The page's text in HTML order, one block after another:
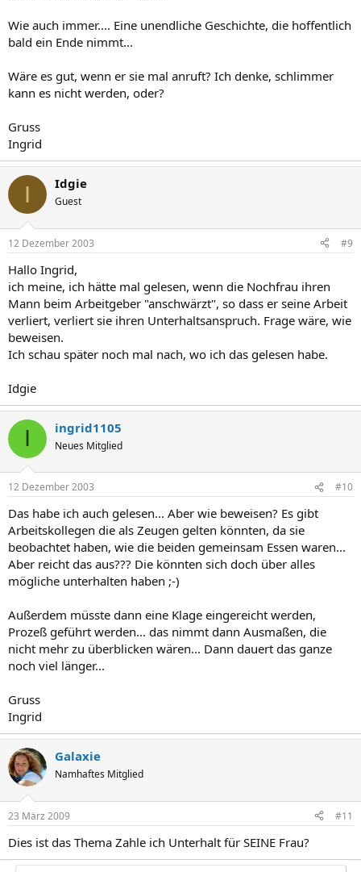
Wie auch immer.... Eine unendliche Geschichte, die hoffentlich
bald ein Ende nimmt...
Wäre es gut, wenn er sie mal anruft? Ich denke, schlimmer
kann es nicht werden, oder?
Gruss
Ingrid
I Idgie
Guest
12 Dezember 2003 #9
Hallo Ingrid,
ich meine, ich hätte mal gelesen, wenn die Nochfrau ihren
Mann beim Arbeitgeber "anschwärzt", so dass er seine Arbeit
verliert, verliert sie ihren Unterhaltsanspruch. Frage wäre, wie
beweisen.
Ich schau später noch mal nach, wo ich das gelesen habe.
Idgie
I ingrid1105
Neues Mitglied
12 Dezember 2003 #10
Das habe ich auch gelesen... Aber wie beweisen? Es gibt
Arbeitskollegen die als Zeugen gelten könnten, da sie
beobachtet haben, wie die beiden gemeinsam Essen waren...
Aber reicht das aus??? Die könnten sich doch über alles
mögliche unterhalten haben ;-)
Außerdem müsste dann eine Klage eingereicht werden,
Prozeß geführt werden... das nimmt dann Ausmaßen, die
nicht mehr zu überblicken wären... Dann dauert das ganze
noch viel länger...
Gruss
Ingrid
Galaxie
Namhaftes Mitglied
23 März 2009 #11
Dies ist das Thema Zahle ich Unterhalt für SEINE Frau?